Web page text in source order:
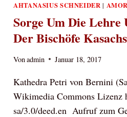
ZU
EHE
UND
AHTANASIUS SCHNEIDER |
Sorge Um Die
Der Bischöfe
Vonadmin Januar 18, 2017
Kathedra Petri von Bernini
Wikimedia Commons Lizenz
sa/3.0/deed.en Aufruf zum